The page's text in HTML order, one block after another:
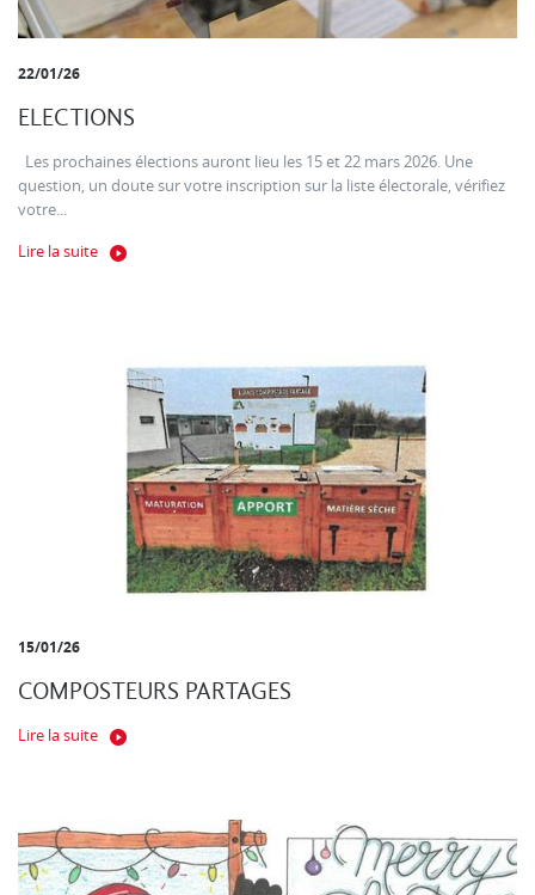
22/01/26
ELECTIONS
Les prochaines élections auront lieu les 15 et 22 mars 2026. Une
question, un doute sur votre inscription sur la liste électorale, vérifiez
votre...
Lire la suite
15/01/26
COMPOSTEURS PARTAGES
Lire la suite